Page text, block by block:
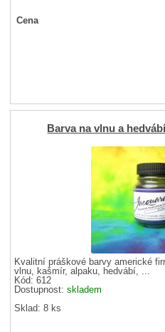
Cena
Barva na vlnu a
Kvalitní práškové barvy americké
vlnu, kašmír, alpaku, hedvábí, ...
Kód: 612
Dostupnost:skladem
Sklad: 8 ks